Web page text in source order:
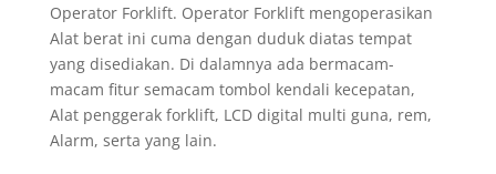
Operator Forklift. Operator Forklift mengoperasikan
Alat berat ini cuma dengan duduk diatas tempat
yang disediakan. Di dalamnya ada bermacam-
macam fitur semacam tombol kendali kecepatan,
Alat penggerak forklift, LCD digital multi guna, rem,
Alarm, serta yang lain.